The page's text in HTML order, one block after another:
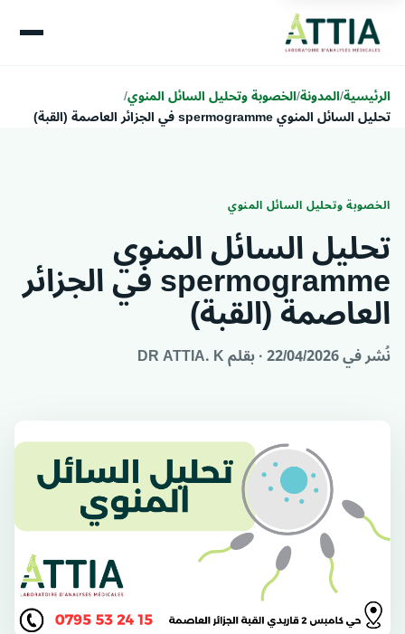
الرئيسية/المدونة/الخصوبة وتحليل السائل المنوي/
تحليل السائل المنوي spermogramme في الجزائر العاصمة (القبة)
الخصوبة وتحليل السائل المنوي
تحليل السائل المنويspermogramme في الجزائر العاصمة (القبة)
نُشر في 22/04/2026 · بقلم DR ATTIA. K